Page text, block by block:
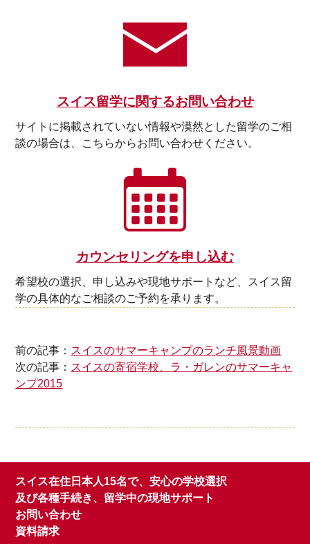
スイス留学に関するお問い合わせ
サイトに掲載されていない情報や漠然とした留学のご相
談の場合は、こちらからお問い合わせください。
カウンセリングを申し込む
希望校の選択、申し込みや現地サポートなど、スイス留
学の具体的なご相談のご予約を承ります。
前の記事： スイスのサマーキャンプのランチ風景動画
次の記事： スイスの寄宿学校、ラ・ガレンのサマーキャ
ンプ2015
スイス在住日本人15名で、安心の学校選択
及び各種手続き、留学中の現地サポート
お問い合わせ
資料請求